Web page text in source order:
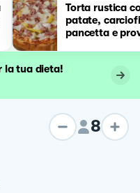
Torta rustica
patate,
pancetta e
la tua dieta!
8